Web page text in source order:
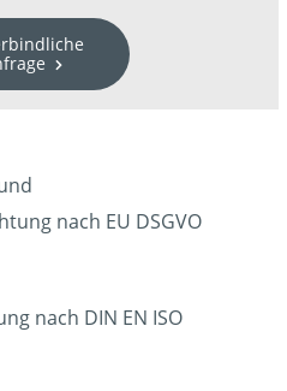
nach EU DSGVO
nach DIN EN ISO